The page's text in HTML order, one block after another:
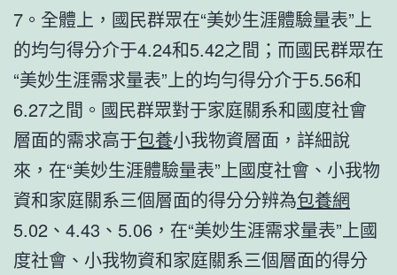
7。全體上，國民群眾在“美妙生涯體驗量表”上
的均勻得分介于4.24和5.42之間；而國民群眾在
“美妙生涯需求量表”上的均勻得分介于5.56和
6.27之間。國民群眾對于家庭關系和國度社會
層面的需求高于包養小我物資層面，詳細說
來，在“美妙生涯體驗量表”上國度社會、小我物
資和家庭關系三個層面的得分分辨為包養網
5.02、4.43、5.06，在“美妙生涯需求量表”上國
度社會、小我物資和家庭關系三個層面的得分